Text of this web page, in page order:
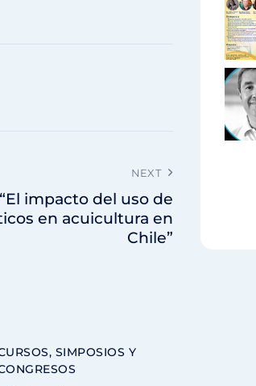
NEXT
impacto del uso de
en acuicultura en
Chile”
SIMPOSIOS Y